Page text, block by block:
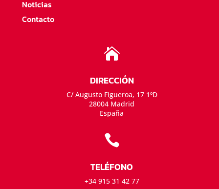
Noticias
Contacto

DIRECCIÓN
C/ Augusto Figueroa, 17 1ºD
28004 Madrid
España

TELÉFONO
+34 915 31 42 77